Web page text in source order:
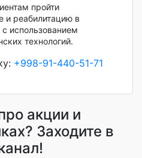
пройти
и реабилитацию в
использованием
технологий.
+998-91-440-51-71
акции и
Заходите в